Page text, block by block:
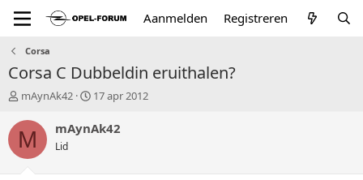
Aanmelden Registreren
Corsa
Corsa C Dubbeldin eruithalen?
T
p
i
mAynAk42
S
a
17 apr 2012
M mAynAk42
Lid